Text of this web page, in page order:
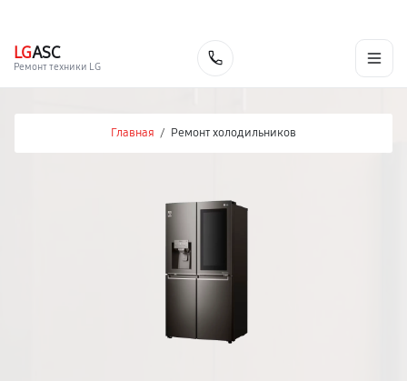
LGASC
Ремонт техники LG
Главная / Ремонт холодильников